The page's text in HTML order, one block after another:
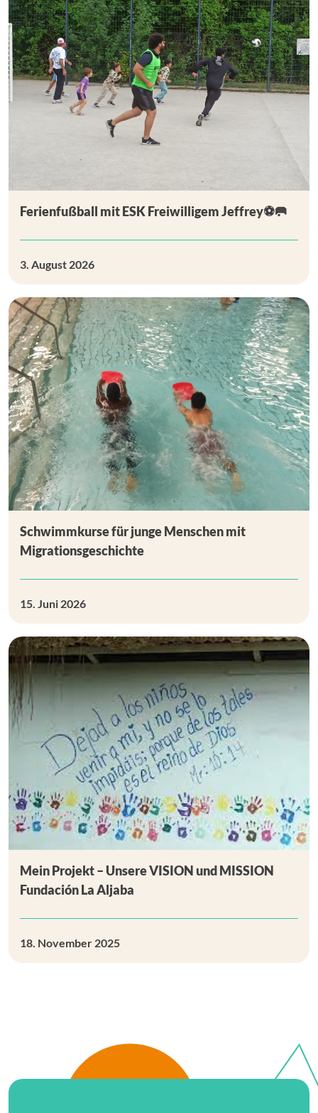
Ferienfußball mit ESK Freiwilligem Jeffrey⚽🥅
3. August 2026
Schwimmkurse für junge Menschen mit
Migrationsgeschichte
15. Juni 2026
Mein Projekt – Unsere VISION und MISSION
Fundación La Aljaba
18. November 2025